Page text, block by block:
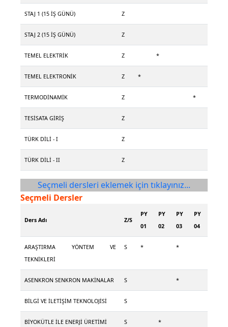
STAJ 1 (15 İŞ GÜNÜ) Z
STAJ 2 (15 İŞ GÜNÜ) Z
TEMEL ELEKTRİK Z *
TEMEL ELEKTRONİK Z *
TERMODİNAMİK Z *
TESİSATA GİRİŞ Z
TÜRK DİLİ - I Z
TÜRK DİLİ - II Z
Seçmeli dersleri eklemek için tıklayınız...
Seçmeli Dersler
Ders Adı Z/S
PY
01
PY
02
PY
03
PY
04
ARAŞTIRMA YÖNTEM VE
TEKNİKLERİ
S * *
ASENKRON SENKRON MAKİNALAR S *
BİLGİ VE İLETİŞİM TEKNOLOJİSİ S
BİYOKÜTLE İLE ENERJİ ÜRETİMİ S *